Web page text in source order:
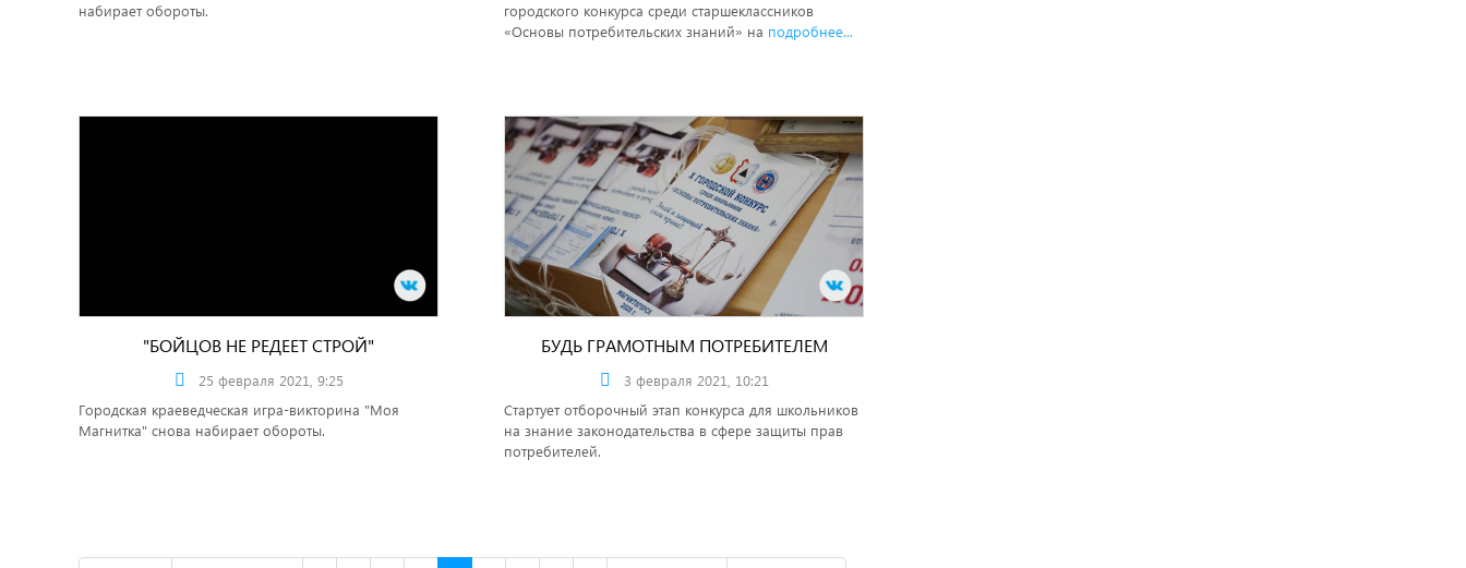
набирает обороты.
городского конкурса среди старшеклассников
«Основы потребительских знаний» на подробнее...
"БОЙЦОВ НЕ РЕДЕЕТ СТРОЙ"
25 февраля 2021, 9:25
Городская краеведческая игра-викторина "Моя
Магнитка" снова набирает обороты.
БУДЬ ГРАМОТНЫМ ПОТРЕБИТЕЛЕМ
3 февраля 2021, 10:21
Стартует отборочный этап конкурса для школьников
на знание законодательства в сфере защиты прав
потребителей.